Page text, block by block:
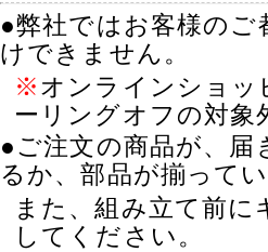
●弊社ではお客様のご
けできません。
※オンラインショッ
ーリングオフの対象
●ご注文の商品が、
るか、部品が揃って
また、組み立て前
してください。